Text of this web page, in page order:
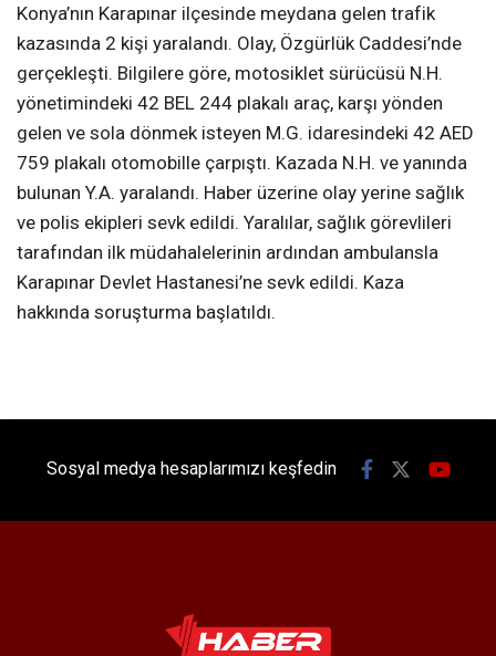
Konya’nın Karapınar ilçesinde meydana gelen trafik
kazasında 2 kişi yaralandı. Olay, Özgürlük Caddesi’nde
gerçekleşti. Bilgilere göre, motosiklet sürücüsü N.H.
yönetimindeki 42 BEL 244 plakalı araç, karşı yönden
gelen ve sola dönmek isteyen M.G. idaresindeki 42 AED
759 plakalı otomobille çarpıştı. Kazada N.H. ve yanında
bulunan Y.A. yaralandı. Haber üzerine olay yerine sağlık
ve polis ekipleri sevk edildi. Yaralılar, sağlık görevlileri
tarafından ilk müdahalelerinin ardından ambulansla
Karapınar Devlet Hastanesi’ne sevk edildi. Kaza
hakkında soruşturma başlatıldı.
Sosyal medya hesaplarımızı keşfedin